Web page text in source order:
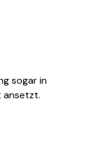
sogar in
ansetzt.